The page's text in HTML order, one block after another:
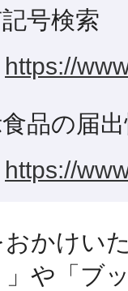
号検索
https://
品の届
https://
おかけい
」や「ブ